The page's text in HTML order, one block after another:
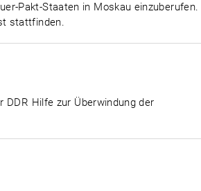
Pakt-Staaten in Moskau einzuberufen.
stattfinden.
Hilfe zur Überwindung der